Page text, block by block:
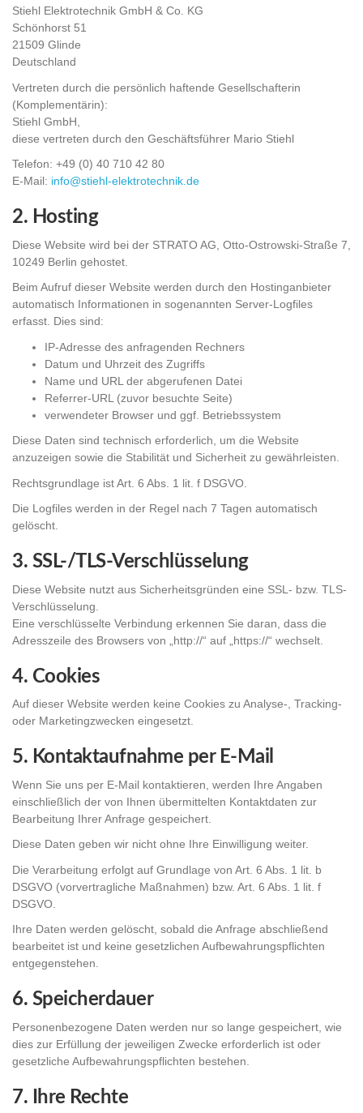
Stiehl Elektrotechnik GmbH & Co. KG
Schönhorst 51
21509 Glinde
Deutschland
Vertreten durch die persönlich haftende Gesellschafterin
(Komplementärin):
Stiehl GmbH,
diese vertreten durch den Geschäftsführer Mario Stiehl
Telefon: +49 (0) 40 710 42 80
E-Mail: info@stiehl-elektrotechnik.de
2. Hosting
Diese Website wird bei der STRATO AG, Otto-Ostrowski-Straße 7,
10249 Berlin gehostet.
Beim Aufruf dieser Website werden durch den Hostinganbieter
automatisch Informationen in sogenannten Server-Logfiles
erfasst. Dies sind:
IP-Adresse des anfragenden Rechners
Datum und Uhrzeit des Zugriffs
Name und URL der abgerufenen Datei
Referrer-URL (zuvor besuchte Seite)
verwendeter Browser und ggf. Betriebssystem
Diese Daten sind technisch erforderlich, um die Website
anzuzeigen sowie die Stabilität und Sicherheit zu gewährleisten.
Rechtsgrundlage ist Art. 6 Abs. 1 lit. f DSGVO.
Die Logfiles werden in der Regel nach 7 Tagen automatisch
gelöscht.
3. SSL-/TLS-Verschlüsselung
Diese Website nutzt aus Sicherheitsgründen eine SSL- bzw. TLS-
Verschlüsselung.
Eine verschlüsselte Verbindung erkennen Sie daran, dass die
Adresszeile des Browsers von „http://“ auf „https://“ wechselt.
4. Cookies
Auf dieser Website werden keine Cookies zu Analyse-, Tracking-
oder Marketingzwecken eingesetzt.
5. Kontaktaufnahme per E-Mail
Wenn Sie uns per E-Mail kontaktieren, werden Ihre Angaben
einschließlich der von Ihnen übermittelten Kontaktdaten zur
Bearbeitung Ihrer Anfrage gespeichert.
Diese Daten geben wir nicht ohne Ihre Einwilligung weiter.
Die Verarbeitung erfolgt auf Grundlage von Art. 6 Abs. 1 lit. b
DSGVO (vorvertragliche Maßnahmen) bzw. Art. 6 Abs. 1 lit. f
DSGVO.
Ihre Daten werden gelöscht, sobald die Anfrage abschließend
bearbeitet ist und keine gesetzlichen Aufbewahrungspflichten
entgegenstehen.
6. Speicherdauer
Personenbezogene Daten werden nur so lange gespeichert, wie
dies zur Erfüllung der jeweiligen Zwecke erforderlich ist oder
gesetzliche Aufbewahrungspflichten bestehen.
7. Ihre Rechte